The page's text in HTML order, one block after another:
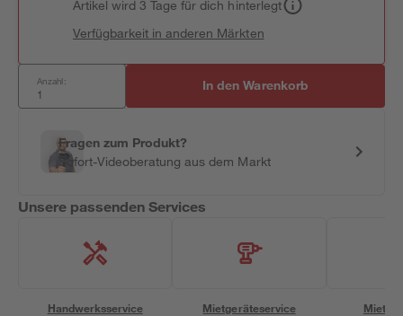
Artikel wird 3 Tage für dich hinterlegt
Verfügbarkeit in anderen Märkten
Anzahl: In den Warenkorb
Fragen zum Produkt?
Sofort-Videoberatung aus dem Markt
Unsere passenden Services
Handwerksservice Mietgeräteservice